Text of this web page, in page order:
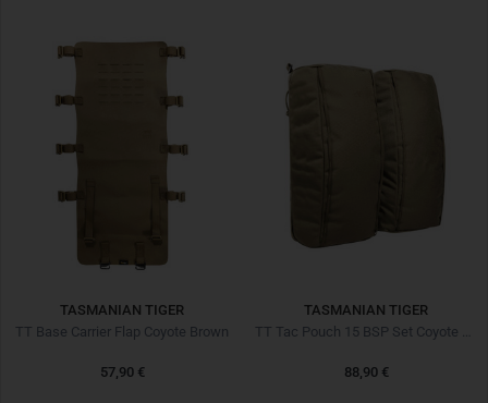
TASMANIAN TIGER
TT Base Carrier Flap Coyote Brown
57,90 €
TASMANIAN TIGER
88,90 €